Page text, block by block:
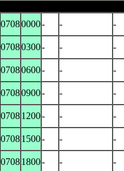
07080000- - -
07080300- - -
07080600- - -
07080900- - -
07081200- - -
07081500- - -
07081800- - -